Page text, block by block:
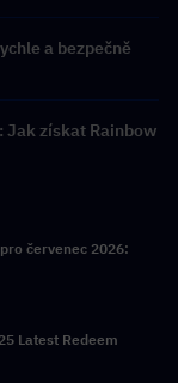
a bezpečně
Jak získat Rainbow
červenec 2026:
Latest Redeem